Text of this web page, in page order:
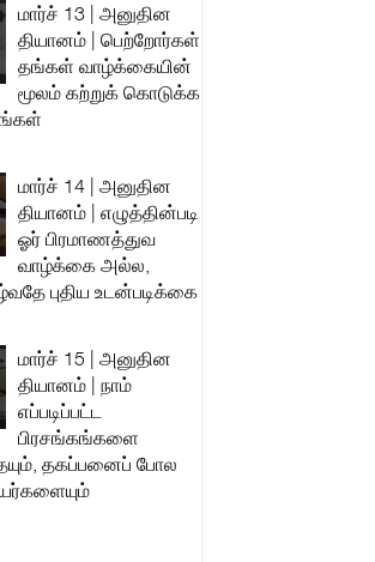
மார்ச் 13 | அனுதின
தியானம் | பெற்றோர்கள்
தங்கள் வாழ்க்கையின்
மூலம் கற்றுக் கொடுக்க
மார்ச் 14 | அனுதின
தியானம் | எழுத்தின்படி
ஓர் பிரமாணத்துவ
வாழ்க்கை அல்ல,
புதிய உடன்படிக்கை
மார்ச் 15 | அனுதின
தியானம் | நாம்
எப்படிப்பட்ட
பிரசங்கங்களை
தகப்பனைப் போல